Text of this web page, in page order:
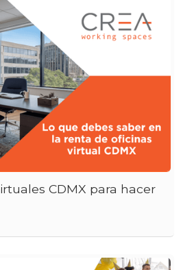
CDMX para hacer